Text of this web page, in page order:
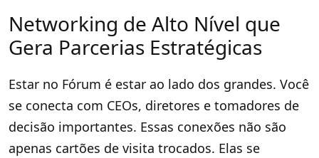
Networking de Alto Nível que
Gera Parcerias Estratégicas
Estar no Fórum é estar ao lado dos grandes. Você
se conecta com CEOs, diretores e tomadores de
decisão importantes. Essas conexões não são
apenas cartões de visita trocados. Elas se